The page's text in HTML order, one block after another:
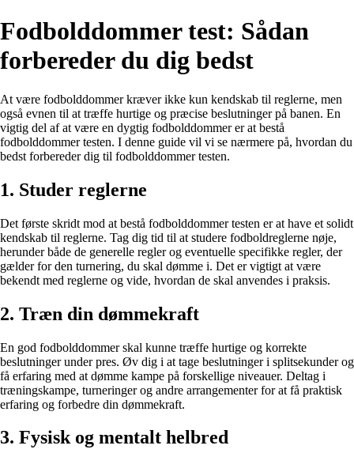
Fodbolddommer test: Sådan
forbereder du dig bedst
At være fodbolddommer kræver ikke kun kendskab til reglerne, men
også evnen til at træffe hurtige og præcise beslutninger på banen. En
vigtig del af at være en dygtig fodbolddommer er at bestå
fodbolddommer testen. I denne guide vil vi se nærmere på, hvordan du
bedst forbereder dig til fodbolddommer testen.
1. Studer reglerne
Det første skridt mod at bestå fodbolddommer testen er at have et solidt
kendskab til reglerne. Tag dig tid til at studere fodboldreglerne nøje,
herunder både de generelle regler og eventuelle specifikke regler, der
gælder for den turnering, du skal dømme i. Det er vigtigt at være
bekendt med reglerne og vide, hvordan de skal anvendes i praksis.
2. Træn din dømmekraft
En god fodbolddommer skal kunne træffe hurtige og korrekte
beslutninger under pres. Øv dig i at tage beslutninger i splitsekunder og
få erfaring med at dømme kampe på forskellige niveauer. Deltag i
træningskampe, turneringer og andre arrangementer for at få praktisk
erfaring og forbedre din dømmekraft.
3. Fysisk og mentalt helbred